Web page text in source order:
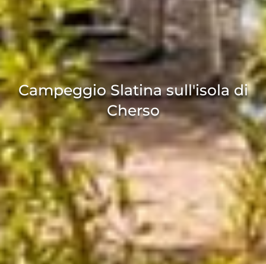
Campeggio Slatina sull'isola di
Cherso